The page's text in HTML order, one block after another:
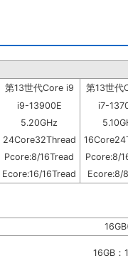
第13世代Core i9
第13世代
i9-13900E
i7-
5.20GHz
24Core32Thread
Pcore:8/16Tread
Pcore:8/
Ecore:16/16Tread
Ecore:8/
16GB